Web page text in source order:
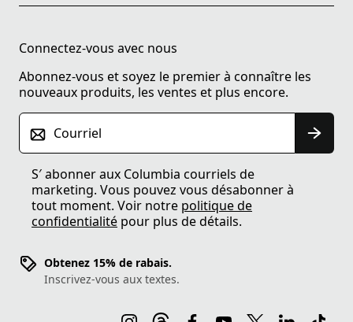
Connectez-vous avec nous
Abonnez-vous et soyez le premier à connaître les
nouveaux produits, les ventes et plus encore.
Courriel
S′ abonner aux Columbia courriels de
marketing. Vous pouvez vous désabonner à
tout moment. Voir notre politique de
confidentialité pour plus de détails.
Obtenez 15% de rabais.
Inscrivez-vous aux textes.